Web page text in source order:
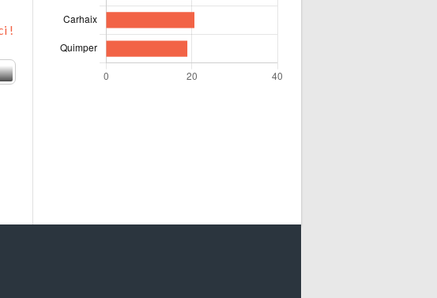
!
André Morvan – Panier Garni